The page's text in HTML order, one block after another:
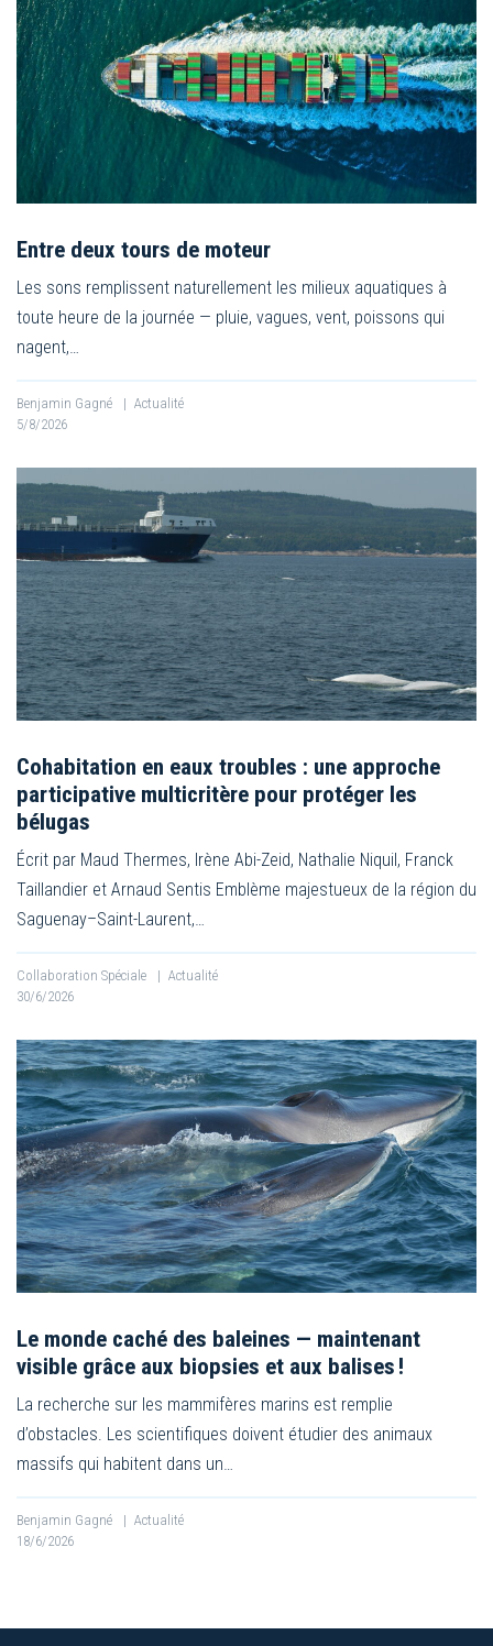
Entre deux tours de moteur
Les sons remplissent naturellement les milieux aquatiques à
toute heure de la journée — pluie, vagues, vent, poissons qui
nagent,…
Benjamin Gagné | Actualité
5/8/2026
Cohabitation en eaux troubles : une approche
participative multicritère pour protéger les
bélugas
Écrit par Maud Thermes, Irène Abi-Zeid, Nathalie Niquil, Franck
Taillandier et Arnaud Sentis Emblème majestueux de la région du
Saguenay–Saint-Laurent,…
Collaboration Spéciale | Actualité
30/6/2026
Le monde caché des baleines — maintenant
visible grâce aux biopsies et aux balises !
La recherche sur les mammifères marins est remplie
d’obstacles. Les scientifiques doivent étudier des animaux
massifs qui habitent dans un…
Benjamin Gagné | Actualité
18/6/2026